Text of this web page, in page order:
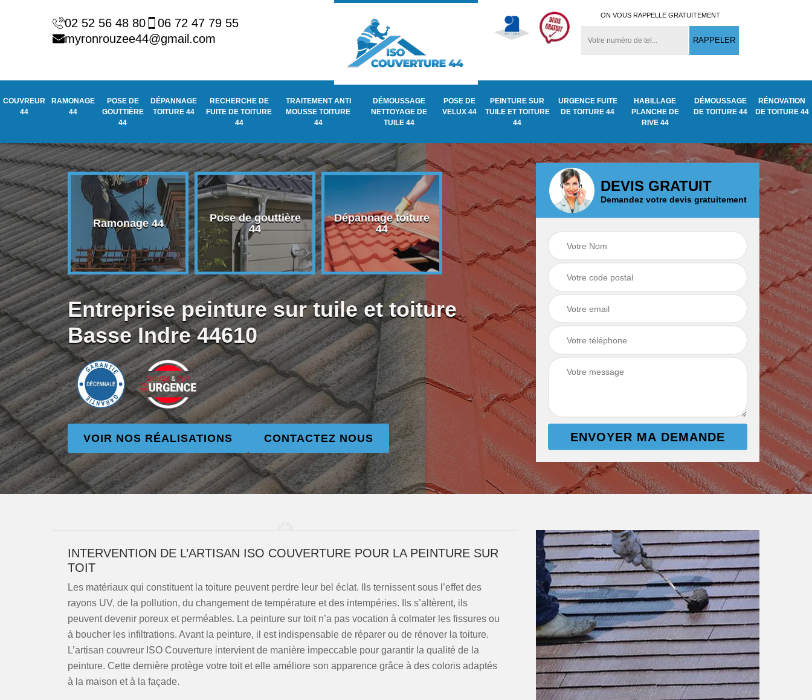
02 52 56 48 80
06 72 47 79 55
myronrouzee44@gmail.com
ON VOUS RAPPELLE GRATUITEMENT
COUVREUR
44
RAMONAGE
44
POSE DE
GOUTTIÈRE
44
DÉPANNAGE
TOITURE 44
RECHERCHE DE
FUITE DE TOITURE
44
TRAITEMENT ANTI
MOUSSE TOITURE
44
DÉMOUSSAGE
NETTOYAGE DE
TUILE 44
POSE DE
VELUX 44
PEINTURE SUR
TUILE ET TOITURE
44
URGENCE FUITE
DE TOITURE 44
HABILLAGE
PLANCHE DE
RIVE 44
DÉMOUSSAGE
DE TOITURE 44
RÉNOVATION
DE TOITURE 44
44 Ramonage 44
Pose de gouttière
44
Dépannage toiture
44
Recherche de fuite
de toiture 44
Traitement anti
Démoussage
nettoyage de tuile
44
Entreprise peinture sur tuile et toiture
Basse Indre 44610
VOIR NOS RÉALISATIONS CONTACTEZ NOUS
DEVIS GRATUIT
Demandez votre devis gratuitement
INTERVENTION DE L’ARTISAN ISO COUVERTURE POUR LA PEINTURE SUR
TOIT
Les matériaux qui constituent la toiture peuvent perdre leur bel éclat. Ils ternissent sous l’effet des
rayons UV, de la pollution, du changement de température et des intempéries. Ils s’altèrent, ils
peuvent devenir poreux et perméables. La peinture sur toit n’a pas vocation à colmater les fissures ou
à boucher les infiltrations. Avant la peinture, il est indispensable de réparer ou de rénover la toiture.
L’artisan couvreur ISO Couverture intervient de manière impeccable pour garantir la qualité de la
peinture. Cette dernière protège votre toit et elle améliore son apparence grâce à des coloris adaptés
à la maison et à la façade.